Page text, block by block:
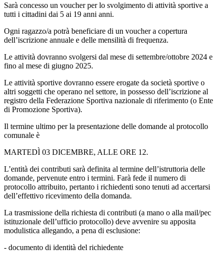
Sarà concesso un voucher per lo svolgimento di attività sportive a
tutti i cittadini dai 5 ai 19 anni anni.
Ogni ragazzo/a potrà beneficiare di un voucher a copertura
dell’iscrizione annuale e delle mensilità di frequenza.
Le attività dovranno svolgersi dal mese di settembre/ottobre 2024 e
fino al mese di giugno 2025.
Le attività sportive dovranno essere erogate da società sportive o
altri soggetti che operano nel settore, in possesso dell’iscrizione al
registro della Federazione Sportiva nazionale di riferimento (o Ente
di Promozione Sportiva).
Il termine ultimo per la presentazione delle domande al protocollo
comunale è
MARTEDÌ 03 DICEMBRE, ALLE ORE 12.
L’entità dei contributi sarà definita al termine dell’istruttoria delle
domande, pervenute entro i termini. Farà fede il numero di
protocollo attribuito, pertanto i richiedenti sono tenuti ad accertarsi
dell’effettivo ricevimento della domanda.
La trasmissione della richiesta di contributi (a mano o alla mail/pec
istituzionale dell’ufficio protocollo) deve avvenire su apposita
modulistica allegando, a pena di esclusione:
- documento di identità del richiedente